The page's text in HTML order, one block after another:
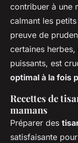
contribuer à une
calmant les
preuve de
certaines
puissants, est
optimal à la fois
Recettes de
mamans
Préparer des
satisfaisante